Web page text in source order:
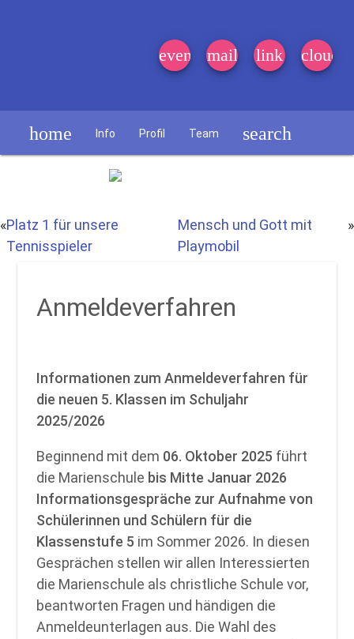
event_note
mail link cloud
home Info Profil Team search
«Platz 1 für unsere
Tennisspieler
Mensch und Gott mit
Playmobil
»
Anmeldeverfahren
Informationen zum Anmeldeverfahren für
die neuen 5. Klassen im Schuljahr
2025/2026
Beginnend mit dem 06. Oktober 2025 führt
die Marienschule bis Mitte Januar 2026
Informationsgespräche zur Aufnahme von
Schülerinnen und Schülern für die
Klassenstufe 5 im Sommer 2026. In diesen
Gesprächen stellen wir allen Interessierten
die Marienschule als christliche Schule vor,
beantworten Fragen und händigen die
Anmeldeunterlagen aus. Die Wahl des